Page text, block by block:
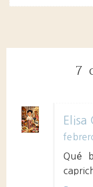
7
Elisa
Qué